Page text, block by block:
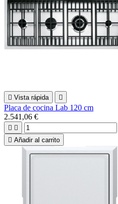
 Vista rápida 
Placa de cocina Lab 120 cm
2.541,06 €
 
 Añadir al carrito